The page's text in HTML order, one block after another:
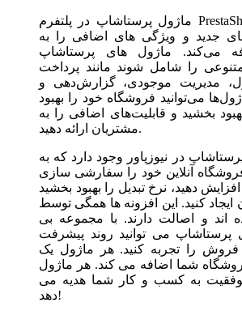
ماژول‌ پرستاشاپ در پلتفرم PrestaShop به ابزارهایی گفته
جدید و ویژگی های اضافی را به
می‌کند. ماژول های پرستاشاپ
را شامل شوند مانند پرداخت
مدیریت موجودی، گزارش‌دهی و
می‌توانید فروشگاه خود را بهبود
بخشید و قابلیت‌های اضافی را به
مشتریان ارائه دهید.
در نیوزپاور وجود دارد که به
آنلاین خود را سفارشی سازی
دهید، نرخ تبدیل را بهبود بخشید
ایجاد کنید. این افزونه ها همگی توسط
اند و اصالت دارند. با مجموعه بی
پرستاشاپ می توانید روند پیشرفت
را تجربه کنید. هر ماژول یک
شما اضافه می کند. هر ماژول
به کسب و کار شما هدیه می
دهد!